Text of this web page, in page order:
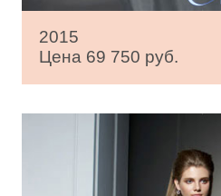
2015
Цена 69 750 руб.